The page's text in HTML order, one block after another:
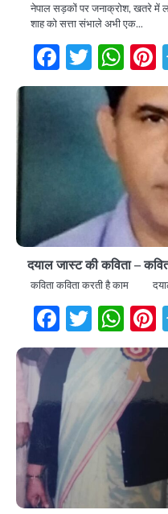
नेपाल सड़कों पर जनाक्रोश, खतरे में
शाह को सत्ता संभाले अभी एक…
दयाल जास्ट की कविता –
कविता कविता करती है काम